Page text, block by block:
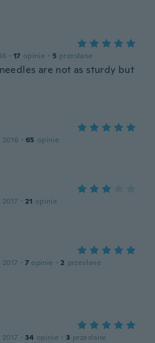
· 17 opinie · 5 przesłane
are not as sturdy but
· 65 opinie
· 21 opinie
· 7 opinie · 2 przesłane
· 34 opinie · 3 przesłane